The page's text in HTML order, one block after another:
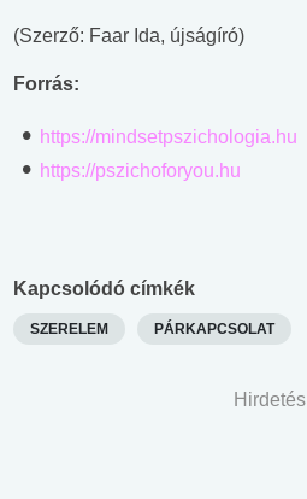
(Szerző: Faar Ida, újságíró)
Forrás:
https://mindsetpszichologia.hu
https://pszichoforyou.hu
Kapcsolódó címkék
SZERELEM PÁRKAPCSOLAT
Hirdetés